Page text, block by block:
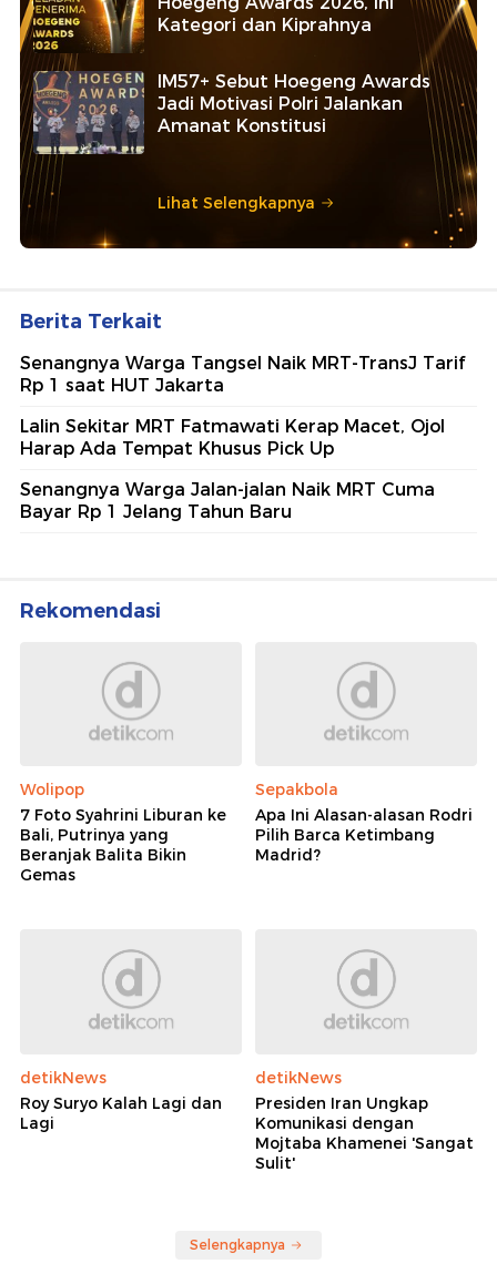
Kategori dan Kiprahnya
IM57+ Sebut Hoegeng Awards
Jadi Motivasi Polri Jalankan
Amanat Konstitusi
Lihat Selengkapnya
Berita Terkait
Senangnya Warga Tangsel Naik MRT-TransJ Tarif
Rp 1 saat HUT Jakarta
Lalin Sekitar MRT Fatmawati Kerap Macet, Ojol
Harap Ada Tempat Khusus Pick Up
Senangnya Warga Jalan-jalan Naik MRT Cuma
Bayar Rp 1 Jelang Tahun Baru
Rekomendasi
Wolipop
7 Foto Syahrini Liburan ke
Bali, Putrinya yang
Beranjak Balita Bikin
Gemas
Sepakbola
Apa Ini Alasan-alasan Rodri
Pilih Barca Ketimbang
Madrid?
detikNews
Roy Suryo Kalah Lagi dan
Lagi
detikNews
Presiden Iran Ungkap
Komunikasi dengan
Mojtaba Khamenei 'Sangat
Sulit'
Selengkapnya